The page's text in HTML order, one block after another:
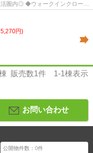
活圏内◎ ◆ウォークインクローゼ
円)
販売数1件 1-1棟表示
お問い合わせ
公開物件数： 0件